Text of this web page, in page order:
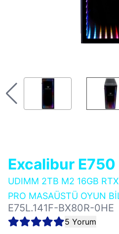
Excalibur E750
UDIMM 2TB M2 16GB
PRO MASAÜSTÜ OYUN
E75L.141F-BX80R-0HE
5 Yorum